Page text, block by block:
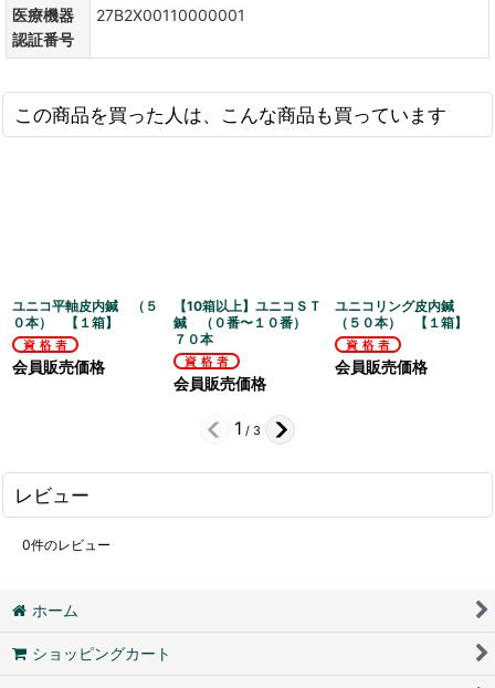
医療機器
認証番号
27B2X00110000001
この商品を買った人は、こんな商品も買っています
ユニコ平軸皮内鍼 （５
０本） 【１箱】
会員販売価格
【10箱以上】ユニコＳＴ
鍼 （０番〜１０番）
７０本
会員販売価格
ユニコリング皮内鍼
（５０本） 【１箱】
会員販売価格
1 / 3
レビュー
0件のレビュー
ホーム
ショッピングカート